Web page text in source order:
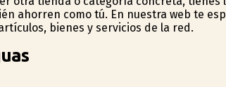
ahorren como tú. En nuestra web te
bienes y servicios de la red.